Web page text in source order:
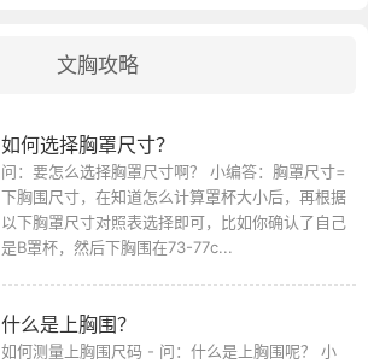
文胸攻略
如何选择胸罩尺寸？
问：要怎么选择胸罩尺寸啊？ 小编答：胸罩尺寸=
下胸围尺寸，在知道怎么计算罩杯大小后，再根据
以下胸罩尺寸对照表选择即可，比如你确认了自己
是B罩杯，然后下胸围在73-77c...
什么是上胸围？
如何测量上胸围尺码 - 问：什么是上胸围呢？ 小